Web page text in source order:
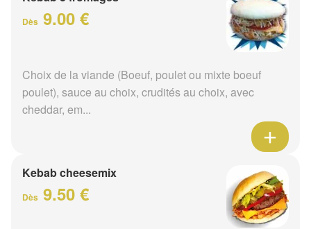
Dès 9.00 €
Choix de la viande (Boeuf, poulet ou mixte boeuf
poulet), sauce au choix, crudités au choix, avec
cheddar, em...
Kebab cheesemix
Dès 9.50 €